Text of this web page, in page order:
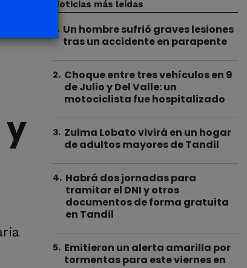
y
Noticias más leídas
. Un hombre sufrió graves lesiones
tras un accidente en parapente
2. Choque entre tres vehículos en 9
de Julio y Del Valle: un
motociclista fue hospitalizado
3. Zulma Lobato vivirá en un hogar
de adultos mayores de Tandil
4. Habrá dos jornadas para
tramitar el DNI y otros
documentos de forma gratuita
en Tandil
5. Emitieron un alerta amarilla por
tormentas para este viernes en